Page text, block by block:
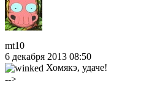
mt10
6 декабря 2013 08:50
Хомякэ, удаче!
-->